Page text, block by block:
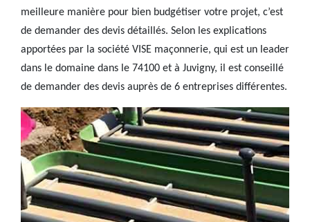
meilleure manière pour bien budgétiser votre projet, c’est
de demander des devis détaillés. Selon les explications
apportées par la société VISE maçonnerie, qui est un leader
dans le domaine dans le 74100 et à Juvigny, il est conseillé
de demander des devis auprès de 6 entreprises différentes.